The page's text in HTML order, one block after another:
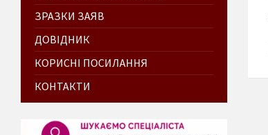
ЗРАЗКИ ЗАЯВ
ДОВІДНИК
КОРИСНІ ПОСИЛАННЯ
КОНТАКТИ